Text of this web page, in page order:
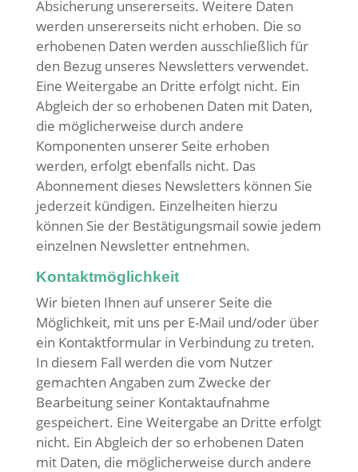
Absicherung unsererseits. Weitere Daten
werden unsererseits nicht erhoben. Die so
erhobenen Daten werden ausschließlich für
den Bezug unseres Newsletters verwendet.
Eine Weitergabe an Dritte erfolgt nicht. Ein
Abgleich der so erhobenen Daten mit Daten,
die möglicherweise durch andere
Komponenten unserer Seite erhoben
werden, erfolgt ebenfalls nicht. Das
Abonnement dieses Newsletters können Sie
jederzeit kündigen. Einzelheiten hierzu
können Sie der Bestätigungsmail sowie jedem
einzelnen Newsletter entnehmen.
Kontaktmöglichkeit
Wir bieten Ihnen auf unserer Seite die
Möglichkeit, mit uns per E-Mail und/oder über
ein Kontaktformular in Verbindung zu treten.
In diesem Fall werden die vom Nutzer
gemachten Angaben zum Zwecke der
Bearbeitung seiner Kontaktaufnahme
gespeichert. Eine Weitergabe an Dritte erfolgt
nicht. Ein Abgleich der so erhobenen Daten
mit Daten, die möglicherweise durch andere